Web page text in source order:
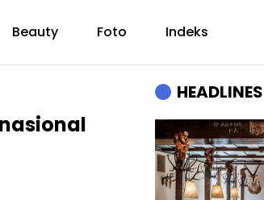
Beauty Foto Indeks
HEADLINES